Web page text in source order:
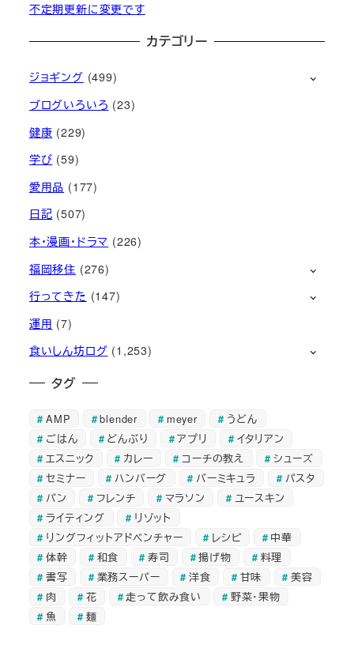
不定期更新に変更です
カテゴリー
ジョギング (499)
ブログいろいろ (23)
健康 (229)
学び (59)
愛用品 (177)
日記 (507)
本・漫画・ドラマ (226)
福岡移住 (276)
行ってきた (147)
運用 (7)
食いしん坊ログ (1,253)
タグ
AMP blender meyer
うどん
ごはん
どんぶり アプリ
イタリアン
エスニック
カレー コーチの教え
シューズ
セミナー
ハンバーグ バーミキュラ
パスタ
パン
フレンチ マラソン
ユースキン
ライティング
リゾット
リングフィットアドベンチャー
レシピ
中華
体幹
和食 寿司 揚げ物
料理
書写
業務スーパー 洋食 甘味
美容
肉
花 走って飲み食い
野菜・果物
魚
麺